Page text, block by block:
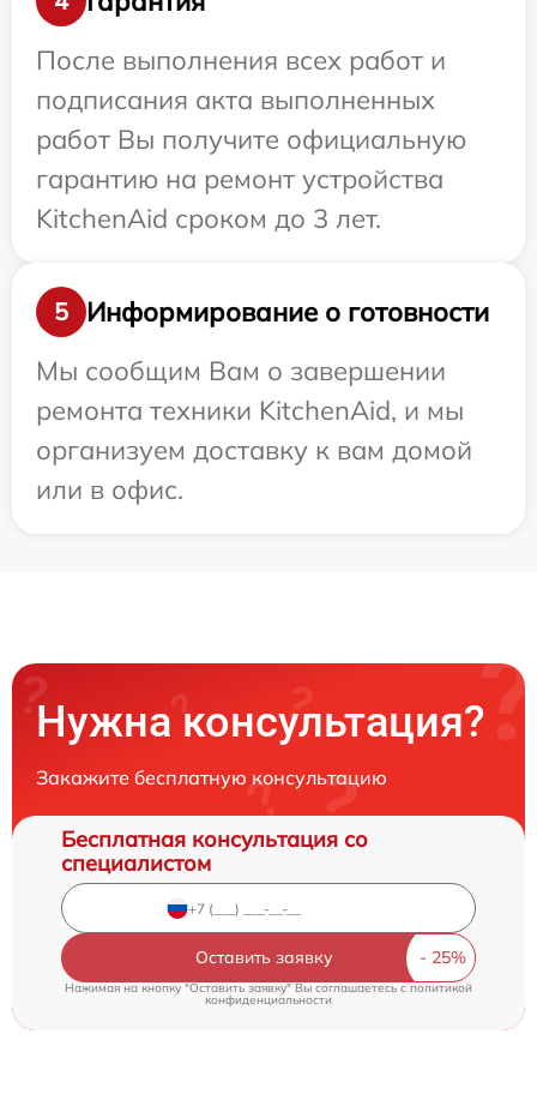
После выполнения всех работ и
подписания акта выполненных
работ Вы получите официальную
гарантию на ремонт устройства
KitchenAid сроком до 3 лет.
5
Информирование о готовности
Мы сообщим Вам о завершении
ремонта техники KitchenAid, и мы
организуем доставку к вам домой
или в офис.
Нужна консультация?
Закажите бесплатную консультацию
Бесплатная консультация со
специалистом
Оставить заявку
Нажимая на кнопку "Оставить заявку" Вы соглашаетесь cполитикой
конфиденциальности